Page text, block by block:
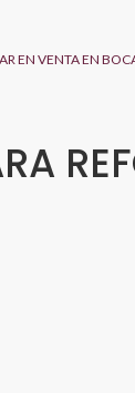
EN VENTA EN